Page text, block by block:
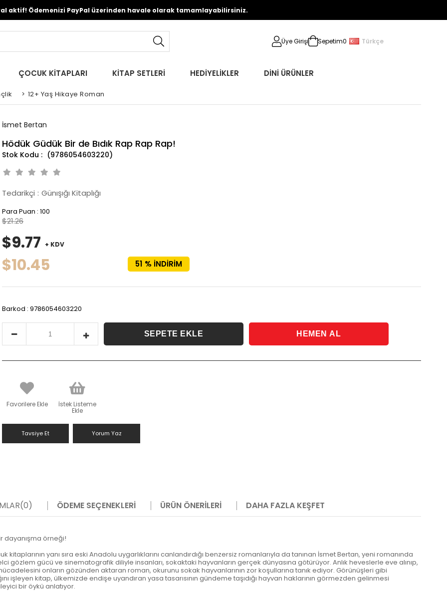
aktif! Ödemenizi PayPal üzerinden havale olarak tamamlayabilirsiniz.
Üye Girişi Sepetim0 Türkçe
ÇOCUK KİTAPLARI KİTAP SETLERİ HEDİYELİKLER DİNİ ÜRÜNLER
> 12+ Yaş Hikaye Roman
İsmet Bertan
Hödük Güdük Bir de Bıdık Rap Rap Rap!
(9786054603220)
Tedarikçi : Günışığı Kitaplığı
Para Puan : 100
%
51 İNDIRIM
$21.26
$9.77 + KDV
$10.45
Barkod : 9786054603220
Favorilere Ekle İstek Listeme
Ekle
Tavsiye Et Yorum Yaz
(0) ÖDEME SEÇENEKLERI ÜRÜN ÖNERILERI DAHA FAZLA KEŞFET
dayanışma örneği!
kitaplarının yanı sıra eski Anadolu uygarlıklarını canlandırdığı benzersiz romanlarıyla da tanınan İsmet Bertan, yeni romanında
gözlem gücü ve sinematografik diliyle insanları, sokaktaki hayvanların gerçek dünyasına götürüyor. Anlık heveslerle eve alınıp,
onların gözünden aktaran roman, okurunu sokak hayvanlarının zor koşullarına tanık ediyor. Görünüşleri gibi
işleyen kitap, ülkemizde endişe uyandıran yasa tasarısının gündeme taşıdığı hayvan haklarının görmezden gelinmesi
bir öykü anlatıyor.